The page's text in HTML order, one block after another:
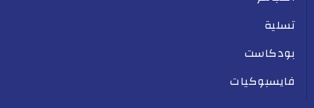
تسلية
بودكاست
فايسبوكيات